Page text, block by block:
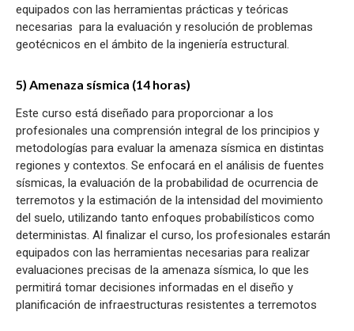
equipados con las herramientas prácticas y teóricas
necesarias para la evaluación y resolución de problemas
geotécnicos en el ámbito de la ingeniería estructural.
5) Amenaza sísmica (14 horas)
Este curso está diseñado para proporcionar a los
profesionales una comprensión integral de los principios y
metodologías para evaluar la amenaza sísmica en distintas
regiones y contextos. Se enfocará en el análisis de fuentes
sísmicas, la evaluación de la probabilidad de ocurrencia de
terremotos y la estimación de la intensidad del movimiento
del suelo, utilizando tanto enfoques probabilísticos como
deterministas. Al finalizar el curso, los profesionales estarán
equipados con las herramientas necesarias para realizar
evaluaciones precisas de la amenaza sísmica, lo que les
permitirá tomar decisiones informadas en el diseño y
planificación de infraestructuras resistentes a terremotos